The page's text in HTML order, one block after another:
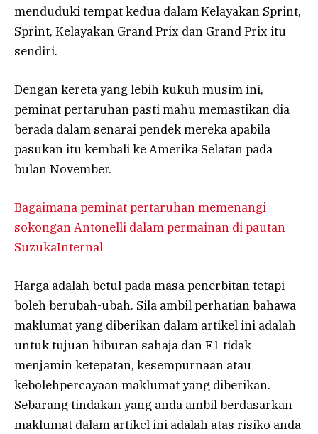
menduduki tempat kedua dalam Kelayakan Sprint,
Sprint, Kelayakan Grand Prix dan Grand Prix itu
sendiri.
Dengan kereta yang lebih kukuh musim ini,
peminat pertaruhan pasti mahu memastikan dia
berada dalam senarai pendek mereka apabila
pasukan itu kembali ke Amerika Selatan pada
bulan November.
Bagaimana peminat pertaruhan memenangi
sokongan Antonelli dalam permainan di pautan
SuzukaInternal
Harga adalah betul pada masa penerbitan tetapi
boleh berubah-ubah. Sila ambil perhatian bahawa
maklumat yang diberikan dalam artikel ini adalah
untuk tujuan hiburan sahaja dan F1 tidak
menjamin ketepatan, kesempurnaan atau
kebolehpercayaan maklumat yang diberikan.
Sebarang tindakan yang anda ambil berdasarkan
maklumat dalam artikel ini adalah atas risiko anda